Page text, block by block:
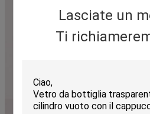
Lasciate un
Ti